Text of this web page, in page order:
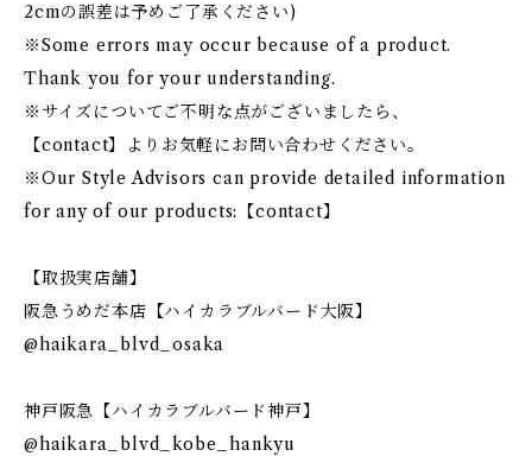
2cmの誤差は予めご了承ください)
※Some errors may occur because of a product.
Thank you for your understanding.
※サイズについてご不明な点がございましたら、
【contact】よりお気軽にお問い合わせください。
※Our Style Advisors can provide detailed information
for any of our products:【contact】
【取扱実店舗】
阪急うめだ本店【ハイカラブルバード大阪】⠀
@haikara_blvd_osaka⠀
神戸阪急【ハイカラブルバード神戸】⠀
@haikara_blvd_kobe_hankyu